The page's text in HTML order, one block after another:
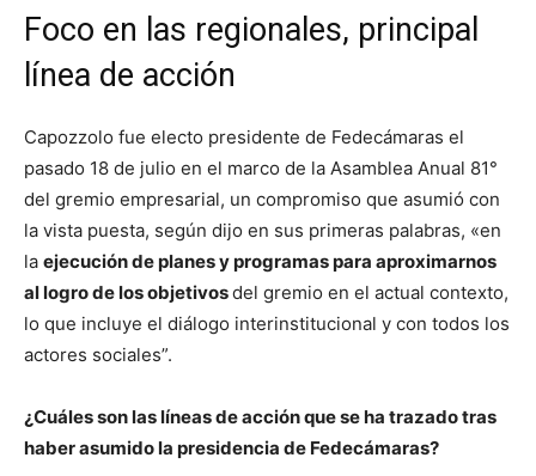
Foco en las regionales, principal
línea de acción
Capozzolo fue electo presidente de Fedecámaras el
pasado 18 de julio en el marco de la Asamblea Anual 81°
del gremio empresarial, un compromiso que asumió con
la vista puesta, según dijo en sus primeras palabras, «en
la ejecución de planes y programas para aproximarnos
al logro de los objetivosdel gremio en el actual contexto,
lo que incluye el diálogo interinstitucional y con todos los
actores sociales”.
¿Cuáles son las líneas de acción que se ha trazado tras
haber asumido la presidencia de Fedecámaras?